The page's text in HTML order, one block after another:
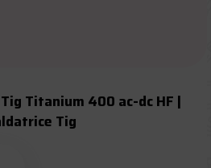
Titanium 400 ac-dc HF |
Tig